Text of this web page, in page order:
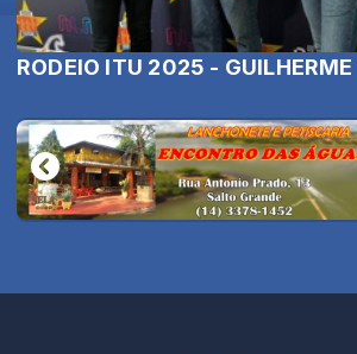
RODEIO ITU 2025 - GUILHERME